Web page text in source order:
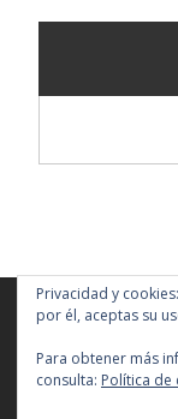
Copyright © Real,
Nazarenos de
Santísimo Cristo de
Nuestra Señora de
Privacidad y
por él, aceptas su
Para obtener más
consulta: Política de